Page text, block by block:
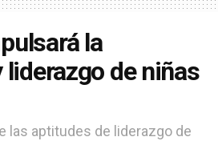
la
de niñas
las aptitudes de liderazgo de